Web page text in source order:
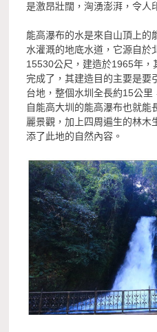
是激昂壯闊，洶湧澎湃，令人
能高瀑布的水是來自山頂上的
水灌溉的地底水道，它源自於
15530公尺，建造於1965年
完成了，其建造目的主要是要
台地，整個水圳全長約15公
自能高大圳的能高瀑布也就能
麗景觀，加上四周遍生的林木
添了此地的自然內容。